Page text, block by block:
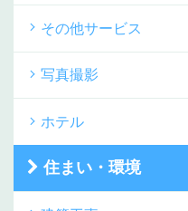
その他サービス
写真撮影
ホテル
住まい・環境